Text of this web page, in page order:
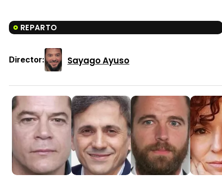
REPARTO
Director: Sayago Ayuso